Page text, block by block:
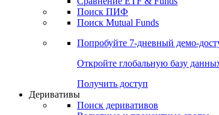
Получить доступ
ETF & Funds
Поиск ETF & Funds
Сравнение ETF & Funds
Поиск ПИФ
Поиск Mutual Funds
Попробуйте7-дневный
Откройте глобальную базу данных